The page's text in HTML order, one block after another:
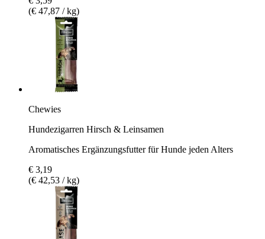
(€ 47,87 / kg)
Chewies
Hundezigarren Hirsch & Leinsamen
Aromatisches Ergänzungsfutter für Hunde jeden Alters
€ 3,19
(€ 42,53 / kg)